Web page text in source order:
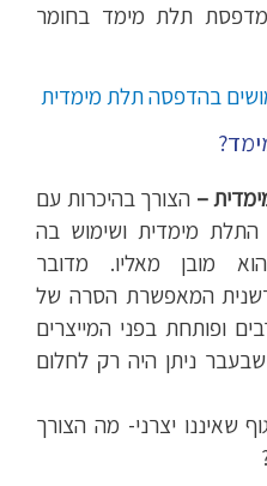
תלת מימד בחומר
בהדפסה תלת מימדית
– הצורך בהיכרות עם
התלת מימדית ושימוש בה
מובן מאליו. מדובר
חדשנית המאפשרת הסרה של
ופותחת בפני המייצרים
שבעבר ניתן היה רק לחלום
שאיננו יצרני- מה הצורך